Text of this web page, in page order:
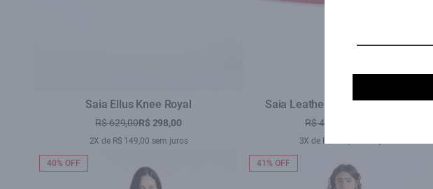
Saia Ellus Knee Royal
R$ 629,00R$ 298,00
2X de R$ 149,00 sem juros
Saia Leather Denim Emma Cereja
R$ 498,00
3X de R$ 132,67 sem juros
40% OFF 41% OFF